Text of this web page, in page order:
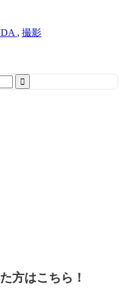
, 撮影
方はこちら！